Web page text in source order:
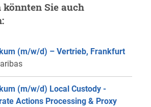
könnten Sie auch
(m/w/d) – Vertrieb, Frankfurt
(m/w/d) Local Custody -
Actions Processing & Proxy